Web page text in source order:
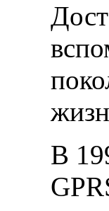
В